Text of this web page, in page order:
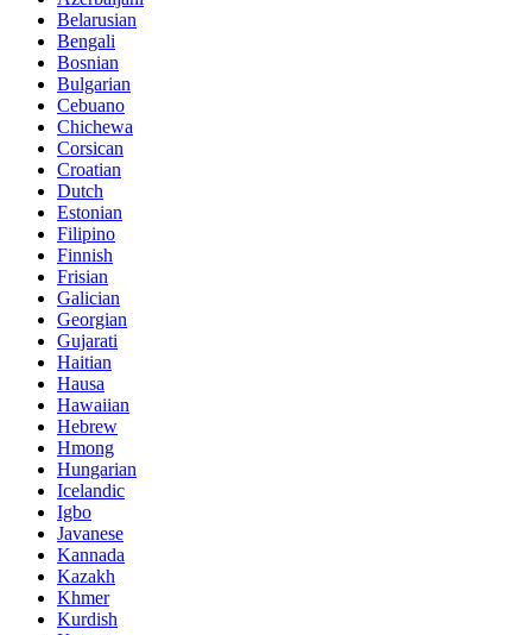
Belarusian
Bengali
Bosnian
Bulgarian
Cebuano
Chichewa
Corsican
Croatian
Dutch
Estonian
Filipino
Finnish
Frisian
Galician
Georgian
Gujarati
Haitian
Hausa
Hawaiian
Hebrew
Hmong
Hungarian
Icelandic
Igbo
Javanese
Kannada
Kazakh
Khmer
Kurdish